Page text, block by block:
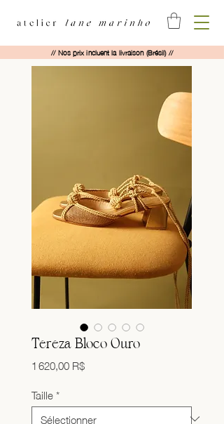
// Nos prix incluent la livraison (Brésil) //
Tereza Bloco Ouro
1 620,00 R$Prix
Taille*